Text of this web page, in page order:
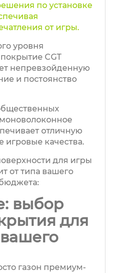
газон премиум-
выбор
для
для игры
от типа вашего
отличную
игровые качества.
уровня
CGT
непревзойденную
и постоянство
по установке
от игры.